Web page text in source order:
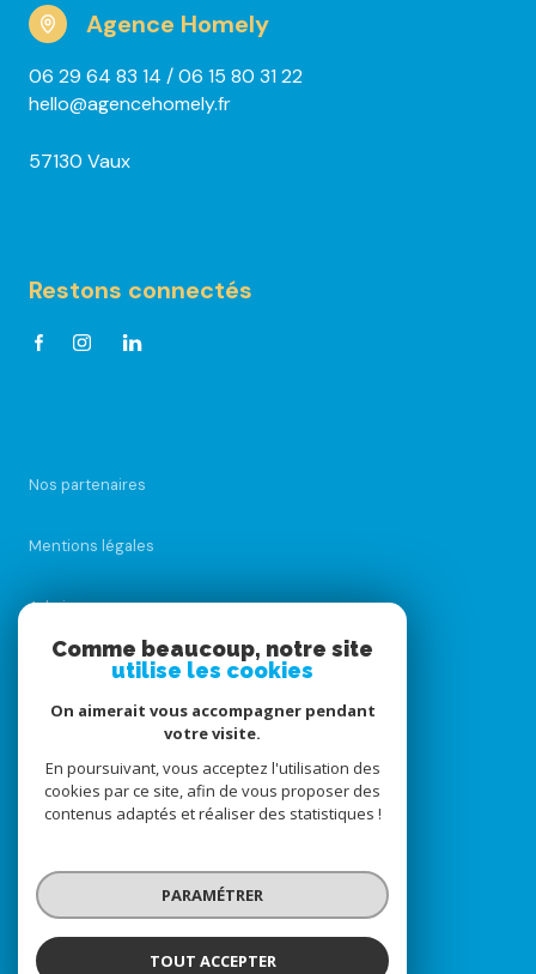
Agence Homely
06 29 64 83 14 / 06 15 80 31 22
hello@agencehomely.fr
57130 Vaux
Restons connectés
Nos partenaires
Mentions légales
Admin
Nos honoraires
Cookies
© 2026 | Tous droits réservés
Réalisé par
Comme beaucoup, notre site
utilise les cookies
On aimerait vous accompagner pendant
votre visite.
En poursuivant, vous acceptez l'utilisation des
cookies par ce site, afin de vous proposer des
contenus adaptés et réaliser des statistiques !
PARAMÉTRER
TOUT ACCEPTER